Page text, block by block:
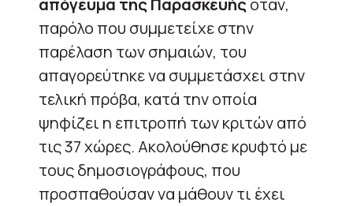
απόγευμα της Παρασκευήςόταν,
παρόλο που συμμετείχε στην
παρέλαση των σημαιών, του
απαγορεύτηκε να συμμετάσχει στην
τελική πρόβα, κατά την οποία
ψηφίζει η επιτροπή των κριτών από
τις 37 χώρες. Ακολούθησε κρυφτό με
τους δημοσιογράφους, που
προσπαθούσαν να μάθουν τι έχει